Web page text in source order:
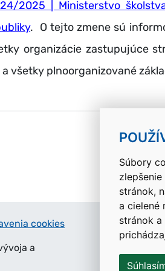
Súbory
stránok,
a cielené
stránok
2025 | Ministerstvo
. O tejto zmene sú
organizácie zastupujúce
všetky plnoorganizované
cookies
a